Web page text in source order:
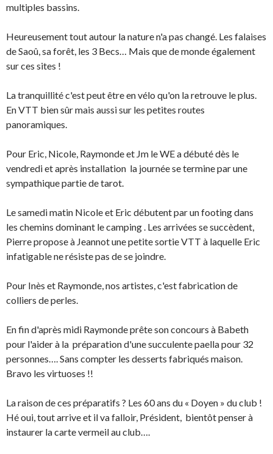
multiples bassins.
Heureusement tout autour la nature n'a pas changé. Les falaises
de Saoû, sa forêt, les 3 Becs… Mais que de monde également
sur ces sites !
La tranquillité c'est peut être en vélo qu'on la retrouve le plus.
En VTT bien sûr mais aussi sur les petites routes
panoramiques.
Pour Eric, Nicole, Raymonde et Jm le WE a débuté dès le
vendredi et après installation la journée se termine par une
sympathique partie de tarot.
Le samedi matin Nicole et Eric débutent par un footing dans
les chemins dominant le camping . Les arrivées se succèdent,
Pierre propose à Jeannot une petite sortie VTT à laquelle Eric
infatigable ne résiste pas de se joindre.
Pour Inès et Raymonde, nos artistes, c'est fabrication de
colliers de perles.
En fin d'après midi Raymonde prête son concours à Babeth
pour l'aider à la préparation d'une succulente paella pour 32
personnes…. Sans compter les desserts fabriqués maison.
Bravo les virtuoses !!
La raison de ces préparatifs ? Les 60 ans du « Doyen » du club !
Hé oui, tout arrive et il va falloir, Président, bientôt penser à
instaurer la carte vermeil au club….